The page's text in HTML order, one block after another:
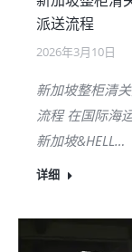
派送流程
2026年3月10日
新加坡整柜清
流程 在国际海
新加坡&HELL…
详细